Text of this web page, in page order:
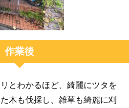
作業後
とわかるほど、綺麗にツタを
木も伐採し、雑草も綺麗に刈